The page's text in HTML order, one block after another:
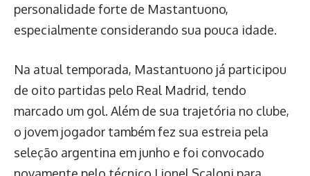
personalidade forte de Mastantuono,
especialmente considerando sua pouca idade.
Na atual temporada, Mastantuono já participou
de oito partidas pelo Real Madrid, tendo
marcado um gol. Além de sua trajetória no clube,
o jovem jogador também fez sua estreia pela
seleção argentina em junho e foi convocado